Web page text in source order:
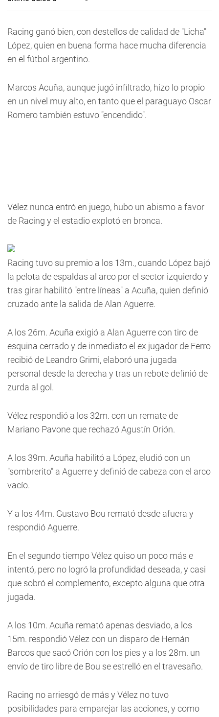
Racing ganó bien, con destellos de calidad de "Licha"
López, quien en buena forma hace mucha diferencia
en el fútbol argentino.
Marcos Acuña, aunque jugó infiltrado, hizo lo propio
en un nivel muy alto, en tanto que el paraguayo Oscar
Romero también estuvo "encendido".
Vélez nunca entró en juego, hubo un abismo a favor
de Racing y el estadio explotó en bronca.
Racing tuvo su premio a los 13m., cuando López bajó
la pelota de espaldas al arco por el sector izquierdo y
tras girar habilitó "entre líneas" a Acuña, quien definió
cruzado ante la salida de Alan Aguerre.
A los 26m. Acuña exigió a Alan Aguerre con tiro de
esquina cerrado y de inmediato el ex jugador de Ferro
recibió de Leandro Grimi, elaboró una jugada
personal desde la derecha y tras un rebote definió de
zurda al gol.
Vélez respondió a los 32m. con un remate de
Mariano Pavone que rechazó Agustín Orión.
A los 39m. Acuña habilitó a López, eludió con un
"sombrerito" a Aguerre y definió de cabeza con el arco
vacío.
Y a los 44m. Gustavo Bou remató desde afuera y
respondió Aguerre.
En el segundo tiempo Vélez quiso un poco más e
intentó, pero no logró la profundidad deseada, y casi
que sobró el complemento, excepto alguna que otra
jugada.
A los 10m. Acuña remató apenas desviado, a los
15m. respondió Vélez con un disparo de Hernán
Barcos que sacó Orión con los pies y a los 28m. un
envío de tiro libre de Bou se estrelló en el travesaño.
Racing no arriesgó de más y Vélez no tuvo
posibilidades para emparejar las acciones, y como